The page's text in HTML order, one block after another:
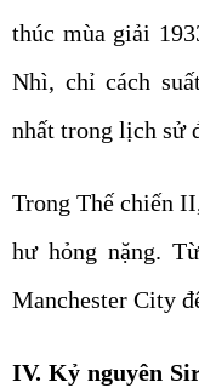
thúc mùa giải
Nhì, chỉ cách
nhất trong lịch sử
Trong Thế chiến
hư hỏng nặng.
Manchester City
IV. Kỷ nguyên